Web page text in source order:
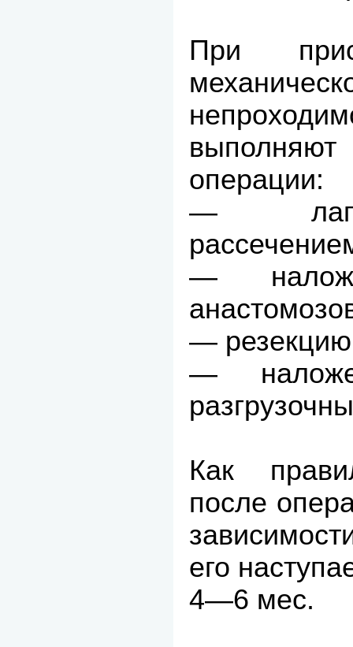
При
операции:
—
—
— резекцию
—
Как
после
его
4—6 мес.